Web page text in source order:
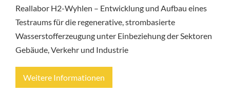
Reallabor H2-Wyhlen – Entwicklung und Aufbau eines
Testraums für die regenerative, strombasierte
Wasserstofferzeugung unter Einbeziehung der Sektoren
Gebäude, Verkehr und Industrie
Weitere Informationen